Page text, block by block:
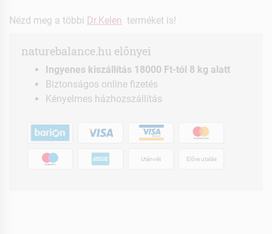
Nézd meg a többi Dr.Kelen terméket is!
naturebalance.hu előnyei
Ingyenes kiszállítás 18000 Ft-tól 8 kg alatt
Biztonságos online fizetés
Kényelmes házhozszállítás
Utánvét Előre utalás